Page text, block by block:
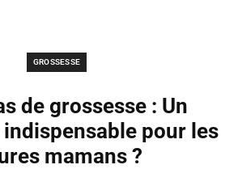
GROSSESSE
de grossesse : Un
pour les
mamans ?